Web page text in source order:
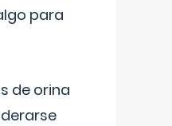
para
de orina